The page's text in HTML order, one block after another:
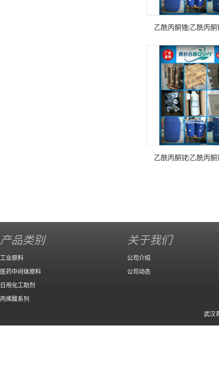
乙酰丙酮镥|乙酰丙酮
乙酰丙酮铑|乙酰丙酮
产品类别
工业原料
医药中间体原料
日用化工助剂
丙烯酸系列
关于我们
公司介绍
公司动态
武汉